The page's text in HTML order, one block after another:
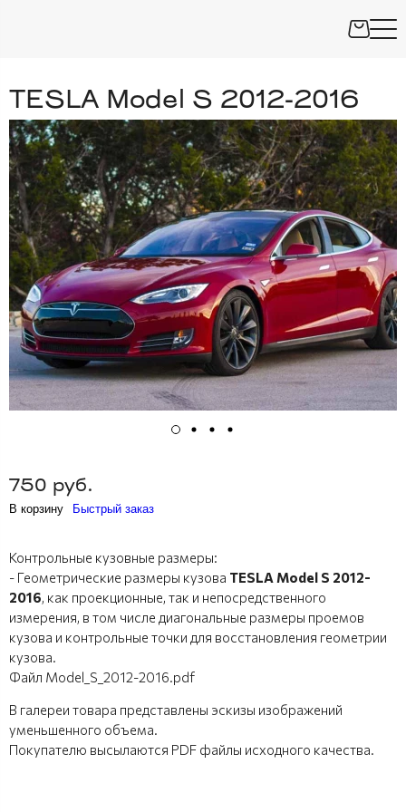
TESLA Model S 2012-2016
750 руб.
В корзину Быстрый заказ
Контрольные кузовные размеры:
- Геометрические размеры кузова TESLA Model S 2012-
2016, как проекционные, так и непосредственного
измерения, в том числе диагональные размеры проемов
кузова и контрольные точки для восстановления геометрии
кузова.
Файл Model_S_2012-2016.pdf
В галереи товара представлены эскизы изображений
уменьшенного объема.
Покупателю высылаются PDF файлы исходного качества.